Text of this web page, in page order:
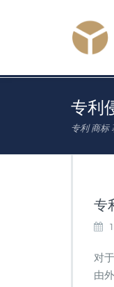
专利
专利 商标
专
对
由